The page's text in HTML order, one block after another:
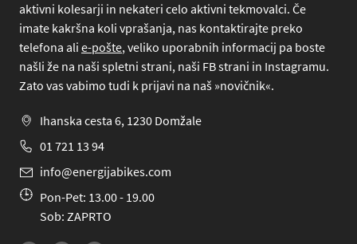
aktivni kolesarji in nekateri celo aktivni tekmovalci. Če
imate kakršna koli vprašanja, nas kontaktirajte preko
telefona ali e-pošte, veliko uporabnih informacij pa boste
našli že na naši spletni strani, naši FB strani in Instagramu.
Zato vas vabimo tudi k prijavi na naš »novičnik«.
Ihanska cesta 6, 1230 Domžale
01 721 13 94
info@energijabikes.com
Pon-Pet: 13.00 - 19.00
Sob: ZAPRTO